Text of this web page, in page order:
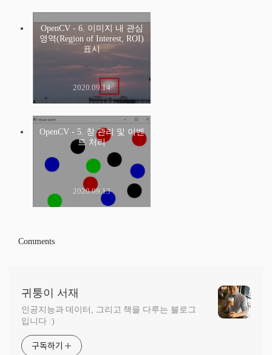
OpenCV - 6. 이미지 내 관심
영역(Region of Interest, ROI)
표시
2020.09.14
OpenCV - 5. 창 관리 및 이벤
트 처리
2020.09.13
Comments
귀퉁이 서재
인공지능과 데이터, 그리고 책을 다루는 블로그
입니다 :)
구독하기